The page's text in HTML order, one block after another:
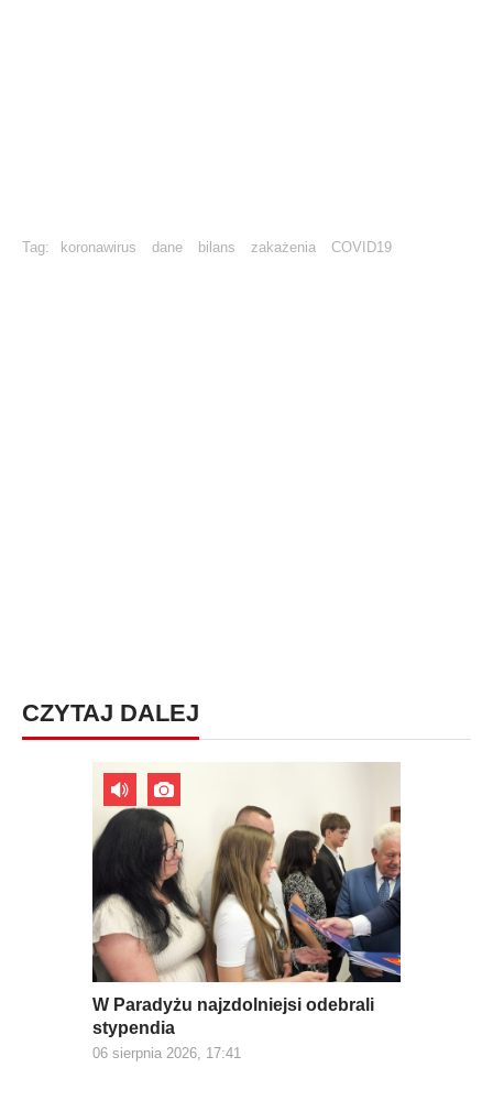
Tag: koronawirus dane bilans zakażenia COVID19
CZYTAJ DALEJ
W Paradyżu najzdolniejsi odebrali
stypendia
06 sierpnia 2026, 17:41